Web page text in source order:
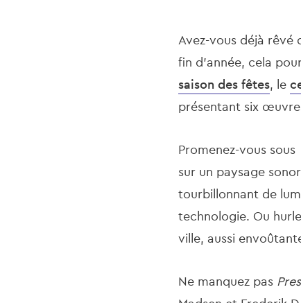
Avez-vous déjà rêvé
fin d'année, cela
saison des fêtes, le
présentant six
Promenez-vous sous
sur un paysage
tourbillonnant de
technologie. Ou
ville, aussi
Ne manquez pas